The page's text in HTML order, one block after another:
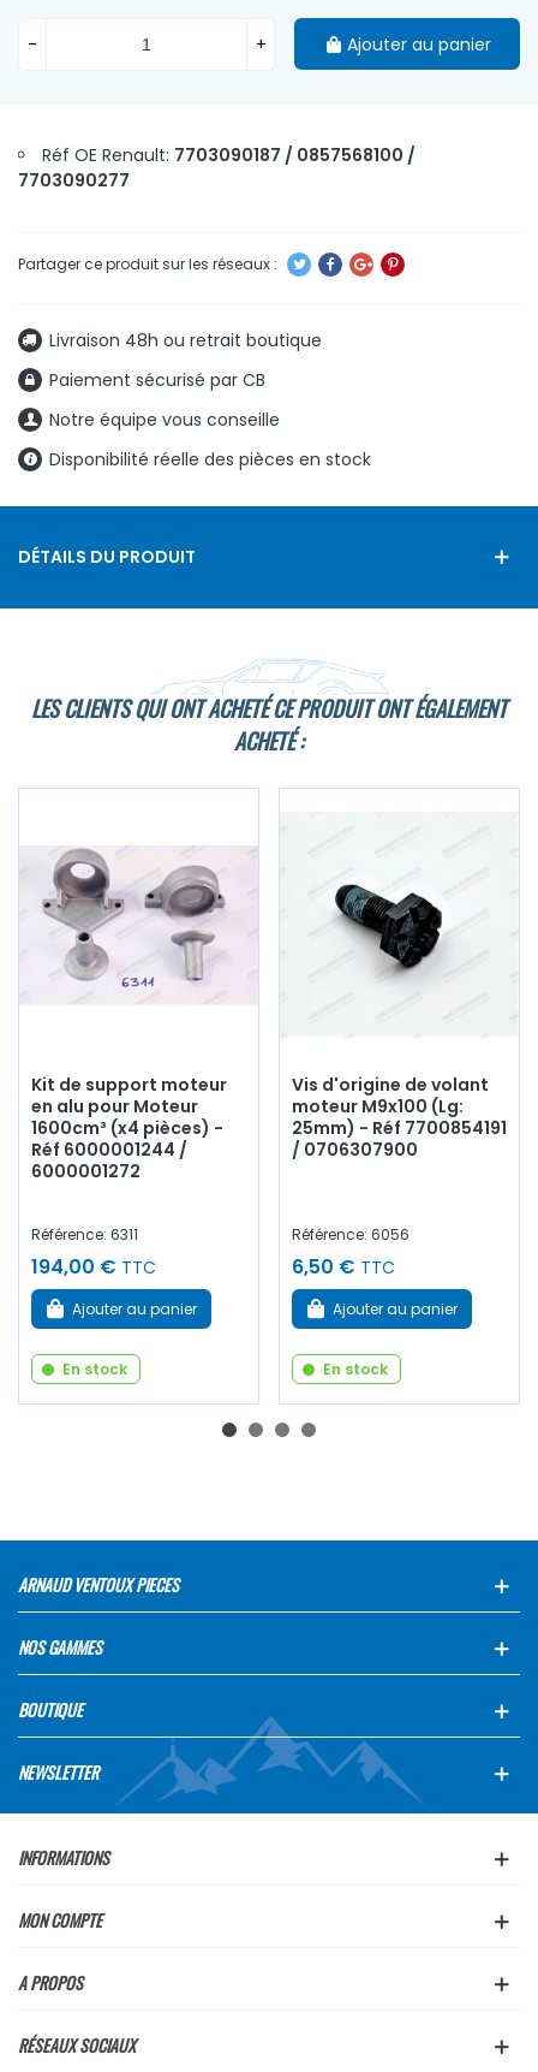
Réf OE Renault: 7703090187 / 0857568100 /
7703090277
Livraison 48h ou retrait boutique
Paiement sécurisé par CB
Notre équipe vous conseille
Disponibilité réelle des pièces en stock
- + Ajouter au panier
DÉTAILS DU PRODUIT
LES CLIENTS QUI ONT ACHETÉ CE PRODUIT ONT ÉGALEMENT
ACHETÉ :
Kit de support moteur
en alu pour Moteur
1600cm³ (x4 pièces) -
Réf 6000001244 /
6000001272
Référence: 6311
194,00 € TTC
Ajouter au panier
En stock
Vis d'origine de volant
moteur M9x100 (Lg:
25mm) - Réf 7700854191
/ 0706307900
Référence: 6056
6,50 € TTC
Ajouter au panier
En stock
ARNAUD VENTOUX PIECES
NOS GAMMES
BOUTIQUE
NEWSLETTER
INFORMATIONS
MON COMPTE
A PROPOS
RÉSEAUX SOCIAUX